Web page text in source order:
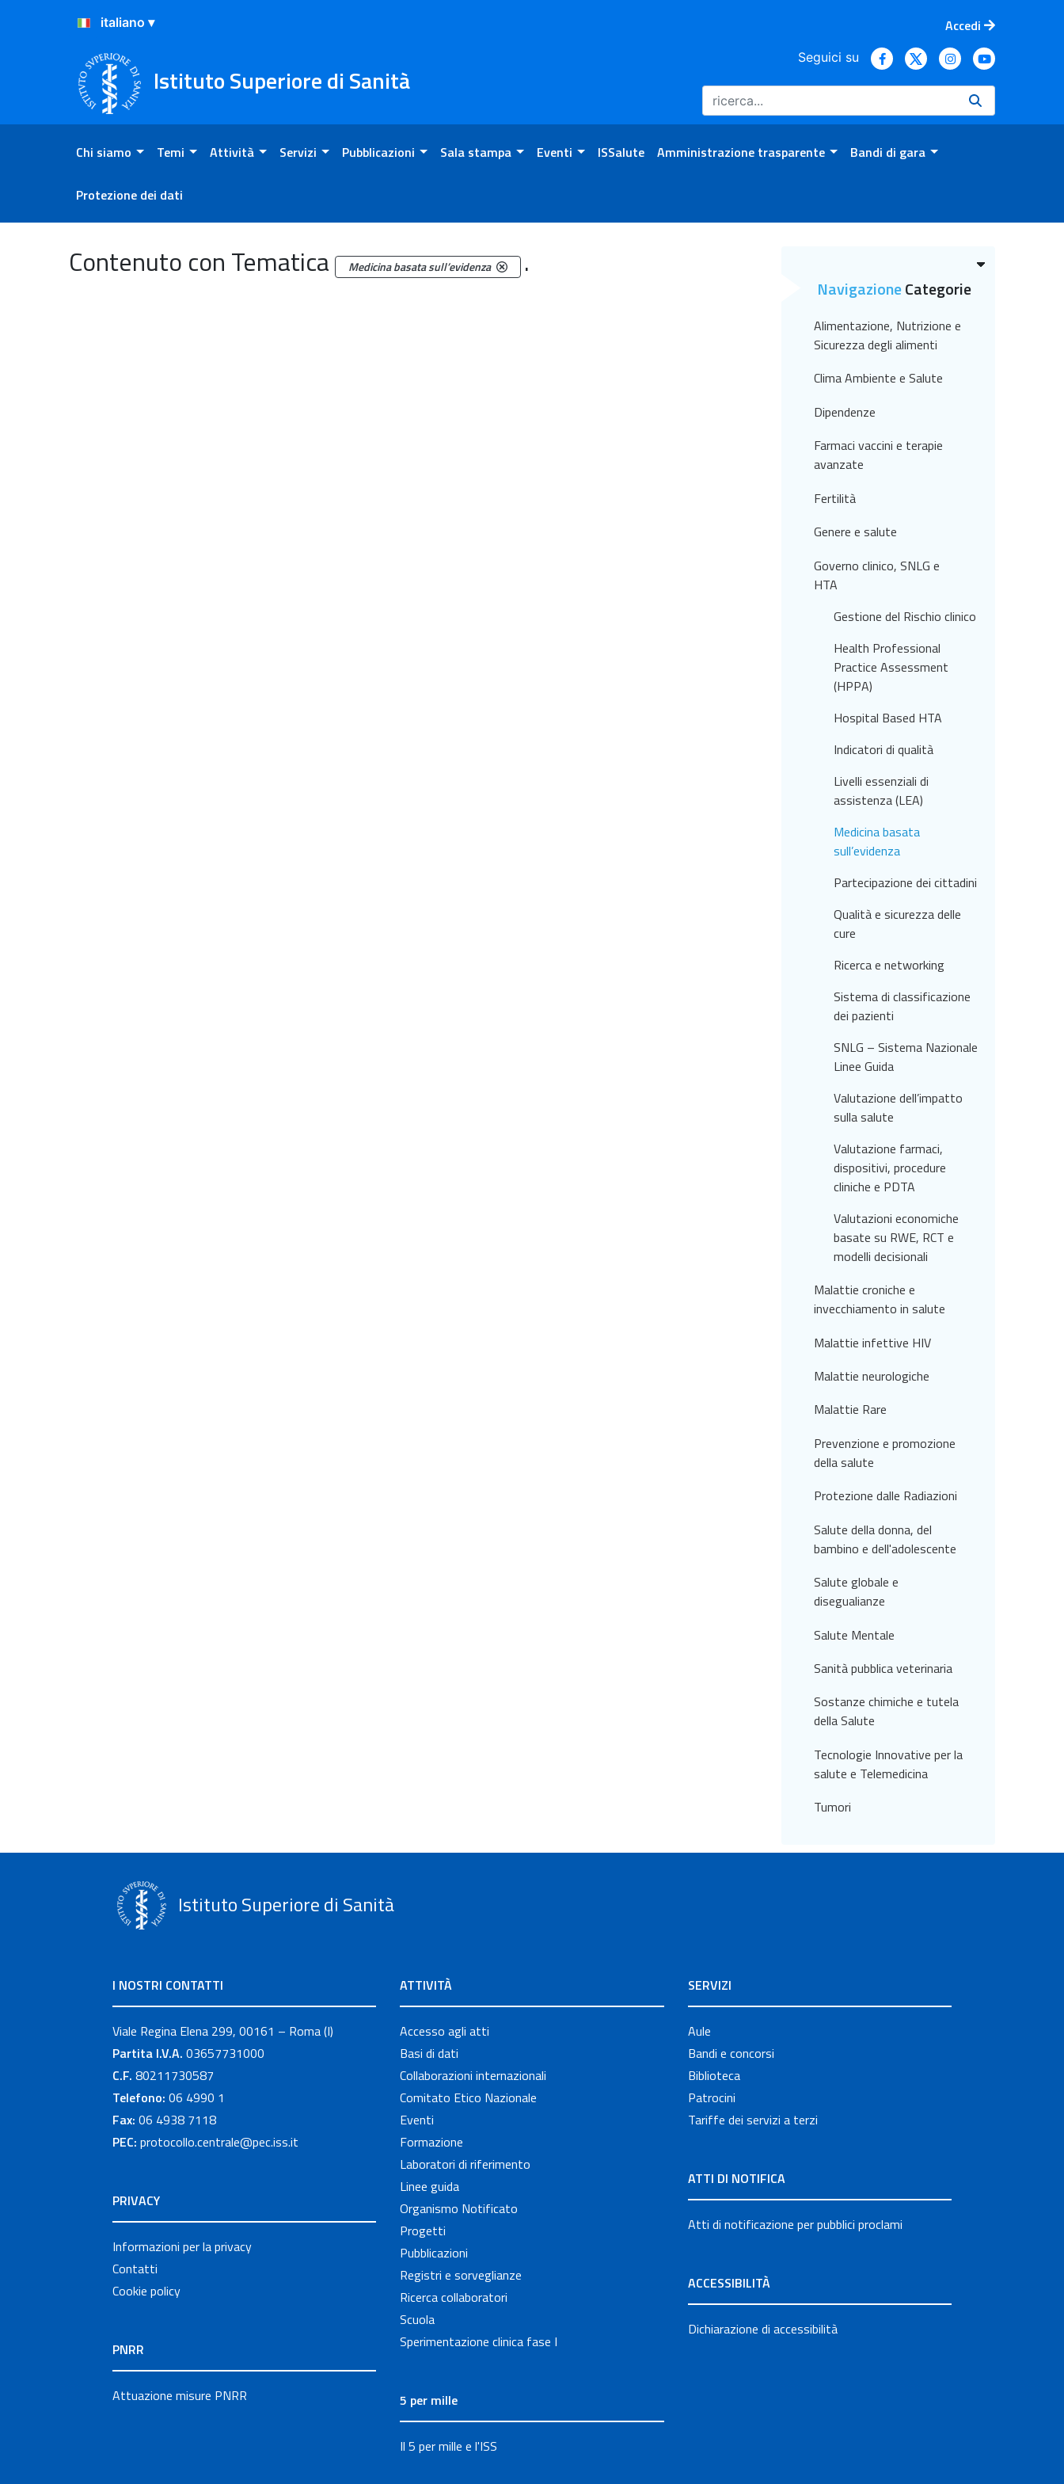
Salta al Contenuto
Salta al Footer
Accedi
Istituto Superiore di Sanità
Seguici su
Chi siamo Temi Attività Servizi Pubblicazioni Sala stampa Eventi ISSalute Amministrazione trasparente Bandi di gara
Protezione dei dati
ArchivioContenuto con Tematica Medicina basata sull’evidenza .
NavigazioneCategorie
Alimentazione, Nutrizione e
Sicurezza degli alimenti
Clima Ambiente e Salute
Dipendenze
Farmaci vaccini e terapie
avanzate
Fertilità
Genere e salute
Governo clinico, SNLG e
HTA
Gestione del Rischio clinico
Health Professional
Practice Assessment
(HPPA)
Hospital Based HTA
Indicatori di qualità
Livelli essenziali di
assistenza (LEA)
Medicina basata
sull’evidenza
Partecipazione dei cittadini
Qualità e sicurezza delle
cure
Ricerca e networking
Sistema di classificazione
dei pazienti
SNLG – Sistema Nazionale
Linee Guida
Valutazione dell’impatto
sulla salute
Valutazione farmaci,
dispositivi, procedure
cliniche e PDTA
Valutazioni economiche
basate su RWE, RCT e
modelli decisionali
Malattie croniche e
invecchiamento in salute
Malattie infettive HIV
Malattie neurologiche
Malattie Rare
Prevenzione e promozione
della salute
Protezione dalle Radiazioni
Salute della donna, del
bambino e dell'adolescente
Salute globale e
disegualianze
Salute Mentale
Sanità pubblica veterinaria
Sostanze chimiche e tutela
della Salute
Tecnologie Innovative per la
salute e Telemedicina
Tumori
Istituto Superiore di Sanità
I NOSTRI CONTATTI
Viale Regina Elena 299, 00161 – Roma (I)
Partita I.V.A. 03657731000
C.F. 80211730587
Telefono: 06 4990 1
Fax: 06 4938 7118
PEC: protocollo.centrale@pec.iss.it
PRIVACY
Informazioni per la privacy
Contatti
Cookie policy
PNRR
Attuazione misure PNRR
ATTIVITÀ
Accesso agli atti
Basi di dati
Collaborazioni internazionali
Comitato Etico Nazionale
Eventi
Formazione
Laboratori di riferimento
Linee guida
Organismo Notificato
Progetti
Pubblicazioni
Registri e sorveglianze
Ricerca collaboratori
Scuola
Sperimentazione clinica fase I
5 per mille
Il 5 per mille e l'ISS
SERVIZI
Aule
Bandi e concorsi
Biblioteca
Patrocini
Tariffe dei servizi a terzi
ATTI DI NOTIFICA
Atti di notificazione per pubblici proclami
ACCESSIBILITÀ
Dichiarazione di accessibilità